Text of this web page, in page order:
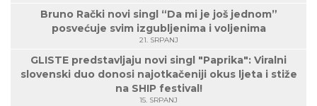
Bruno Rački novi singl “Da mi je još jednom”
posvećuje svim izgubljenima i voljenima
21. SRPANJ
GLISTE predstavljaju novi singl "Paprika": Viralni
slovenski duo donosi najotkačeniji okus ljeta i stiže
na SHIP festival!
15. SRPANJ